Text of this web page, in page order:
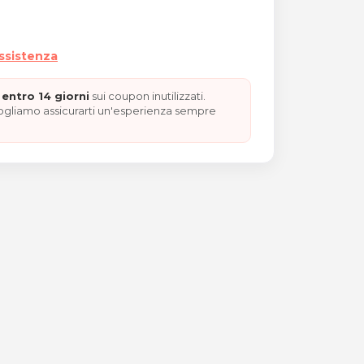
14 giorni sui coupon inutilizzati.
assicurarti un'esperienza sempre